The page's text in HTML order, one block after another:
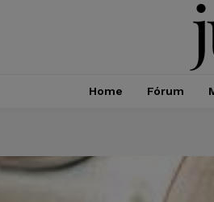
Home Fórum